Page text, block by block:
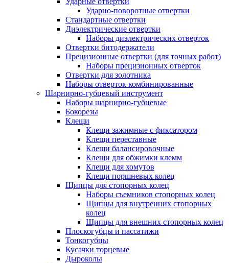
Ударно-поворотные отвертки
Стандартные отвертки
Диэлектрические отвертки
Наборы диэлектрических отверток
Отвертки битодержатели
Прецизионные отвертки (для точных работ)
Наборы прецизионных отверток
Отвертки для золотника
Наборы отверток комбинированные
Шарнирно-губцевый инструмент
Наборы шарнирно-губцевые
Бокорезы
Клещи
Клещи зажимные с фиксатором
Клещи переставные
Клещи балансировочные
Клещи для обжимки клемм
Клещи для хомутов
Клещи поршневых колец
Щипцы для стопорных колец
Наборы съемников стопорных колец
Щипцы для внутренних стопорных
колец
Щипцы для внешних стопорных колец
Плоскогубцы и пассатижи
Тонкогубцы
Кусачки торцевые
Дыроколы